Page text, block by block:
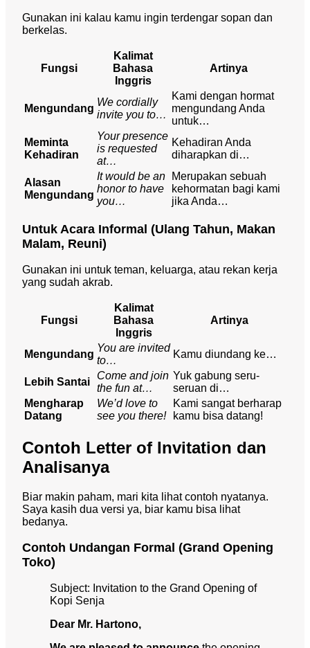
Gunakan ini kalau kamu ingin terdengar sopan dan
berkelas.
Fungsi
Kalimat
Bahasa
Inggris
Artinya
Mengundang
We cordially
invite you to…
Kami dengan hormat
mengundang Anda
untuk…
Meminta
Kehadiran
Your presence
is requested
at…
Kehadiran Anda
diharapkan di…
Alasan
Mengundang
It would be an
honor to have
you…
Merupakan sebuah
kehormatan bagi kami
jika Anda…
Untuk Acara Informal (Ulang Tahun, Makan
Malam, Reuni)
Gunakan ini untuk teman, keluarga, atau rekan kerja
yang sudah akrab.
Fungsi
Kalimat
Bahasa
Inggris
Artinya
Mengundang
You are invited
to…
Kamu diundang ke…
Lebih Santai
Come and join
the fun at…
Yuk gabung seru-
seruan di…
Mengharap
Datang
We’d love to
see you there!
Kami sangat berharap
kamu bisa datang!
Contoh Letter of Invitation dan
Analisanya
Biar makin paham, mari kita lihat contoh nyatanya.
Saya kasih dua versi ya, biar kamu bisa lihat
bedanya.
Contoh Undangan Formal (Grand Opening
Toko)
Subject: Invitation to the Grand Opening of
Kopi Senja
Dear Mr. Hartono,